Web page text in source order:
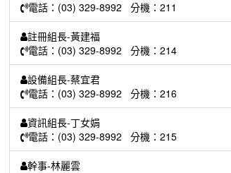
電話：(03) 329-8992 分機：211
註冊組長-黃建福
電話：(03) 329-8992 分機：214
設備組長-蔡宜君
電話：(03) 329-8992 分機：216
資訊組長-丁女娟
電話：(03) 329-8992 分機：215
幹事-林麗雲